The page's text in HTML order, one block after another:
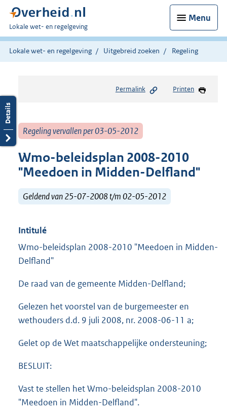
Menu
U
bent
hier:
Lokale wet- en regelgeving
Lokale wet- en regelgeving Uitgebreid zoeken Regeling
Permalink Printen
Regeling vervallen per 03-05-2012
Wmo-beleidsplan 2008-2010
"Meedoen in Midden-Delfland"
Geldend van 25-07-2008 t/m 02-05-2012
Intitulé
Wmo-beleidsplan 2008-2010 "Meedoen in Midden-
Delfland"
De raad van de gemeente Midden-Delfland;
Gelezen het voorstel van de burgemeester en
wethouders d.d. 9 juli 2008, nr. 2008-06-11 a;
Gelet op de Wet maatschappelijke ondersteuning;
BESLUIT:
Vast te stellen het Wmo-beleidsplan 2008-2010
"Meedoen in Midden-Delfland".